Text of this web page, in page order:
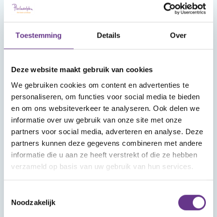
Toestemming Details Over
Deze website maakt gebruik van cookies
We gebruiken cookies om content en advertenties te
personaliseren, om functies voor social media te bieden
en om ons websiteverkeer te analyseren. Ook delen we
informatie over uw gebruik van onze site met onze
partners voor social media, adverteren en analyse. Deze
partners kunnen deze gegevens combineren met andere
informatie die u aan ze heeft verstrekt of die ze hebben
verzameld op basis van uw gebruik van hun services.
Noodzakelijk
INFORMATIEF
Het belang
van slaap
De
moeders door
de decennia
heen
INFORMATIEF
Het belang
INFORMATIEF